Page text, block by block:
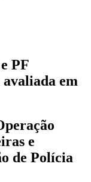
PF
em
e
de Polícia